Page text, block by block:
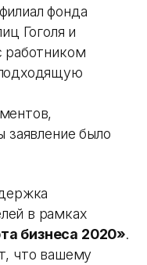
фонда
Гоголя и
работником
заявление было
в рамках
бизнеса 2020».
что вашему